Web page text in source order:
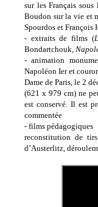
sur les Français
Boudon sur la vie et
Spourdos et François
- extraits de films (
Bondartchouk,
- animation
Napoléon Ier et
Dame de Paris, le 2
(621 x 979 cm) ne
est conservé. Il est
commentée
- films pédagogiques
reconstitution de
d’Austerlitz,